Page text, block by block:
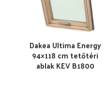
Dakea Ultima Energy
94×118 cm tetőtéri
ablak KEV B1800